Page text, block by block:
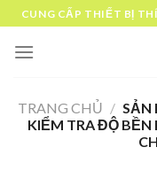
Skip
to
content
CUNG CẤP THIẾT BỊ
TRANG CHỦ / SẢN
KIỂM TRA ĐỘ BỀN